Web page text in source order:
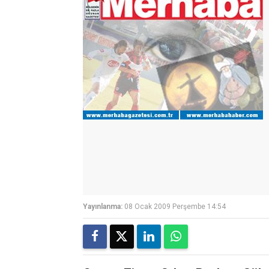
Yayınlanma: 08 Ocak 2009 Perşembe 14:54